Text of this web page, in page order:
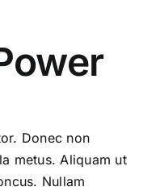
Donec non
metus. Aliquam ut
Nullam